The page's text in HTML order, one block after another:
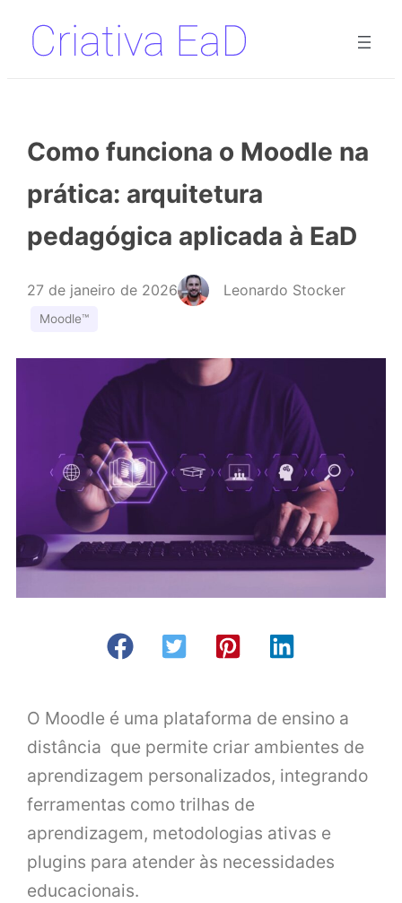
Pular
para
Como funciona o Moodle na
prática: arquitetura
pedagógica aplicada à EaD
27 de janeiro de 2026 Leonardo Stocker
Moodle™
O Moodle é uma plataforma de ensino a
distância que permite criar ambientes de
aprendizagem personalizados, integrando
ferramentas como trilhas de
aprendizagem, metodologias ativas e
plugins para atender às necessidades
educacionais.